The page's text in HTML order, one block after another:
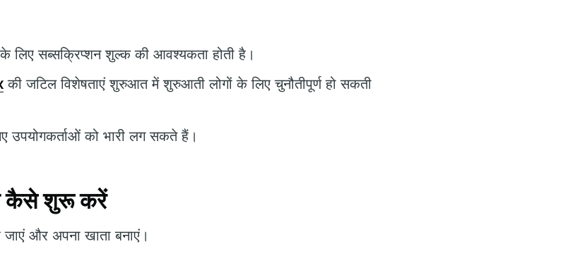
के लिए सब्सक्रिप्शन शुल्क की आवश्यकता होती है।
की जटिल विशेषताएं शुरुआत में शुरुआती लोगों के लिए चुनौतीपूर्ण हो सकती
उपयोगकर्ताओं को भारी लग सकते हैं।
कैसे शुरू करें
जाएं और अपना खाता बनाएं।